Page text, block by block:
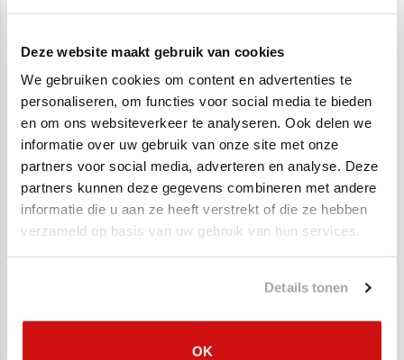
Deze website maakt gebruik van cookies
We gebruiken cookies om content en advertenties te
personaliseren, om functies voor social media te bieden
en om ons websiteverkeer te analyseren. Ook delen we
informatie over uw gebruik van onze site met onze
partners voor social media, adverteren en analyse. Deze
partners kunnen deze gegevens combineren met andere
informatie die u aan ze heeft verstrekt of die ze hebben
verzameld op basis van uw gebruik van hun services.
Details tonen
OK
Katalysator Audi A1,
Seat Ibiza, Skoda
Fabia, Volkswagen
€599,00 €419,00
Katalysator Seat Ibiza
Volkswagen Polo VI
€309,95